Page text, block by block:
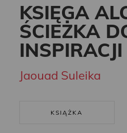
KSIĘGA
ŚCIEŻKA
Jaouad Suleika
KSIĄŻKA